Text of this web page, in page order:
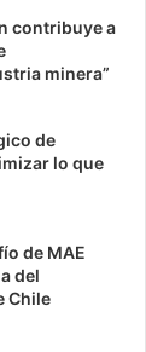
contribuye a
minera”
de
lo que
de MAE
del
Chile